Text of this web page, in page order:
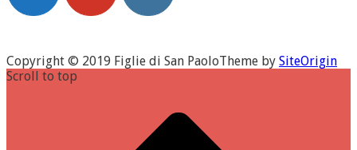
Copyright © 2019 Figlie di San PaoloTheme by SiteOrigin
Scroll to top